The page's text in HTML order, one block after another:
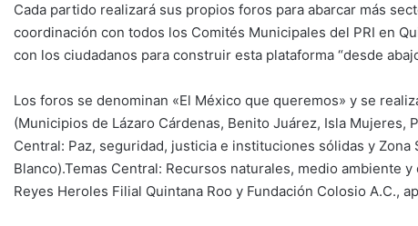
Cada partido realizará sus propios foros para abarcar más
coordinación con todos los Comités Municipales del PRI en
con los ciudadanos para construir esta plataforma “desde
Los foros se denominan «El México que queremos» y se
(Municipios de Lázaro Cárdenas, Benito Juárez, Isla
Central: Paz, seguridad, justicia e instituciones sólidas y Zona
Blanco).Temas Central: Recursos naturales, medio ambiente
Reyes Heroles Filial Quintana Roo y Fundación Colosio A.C.,